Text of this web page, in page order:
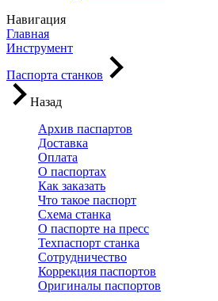
Навигация
Главная
Инструмент
Паспорта станков
Назад
Архив паспартов
Доставка
Оплата
О паспортах
Как заказать
Что такое паспорт
Схема станка
О паспорте на пресс
Техпаспорт станка
Сотрудничество
Коррекция паспортов
Оригиналы паспортов